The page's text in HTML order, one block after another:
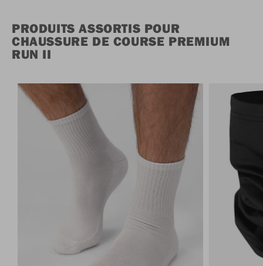
PRODUITS ASSORTIS POUR
CHAUSSURE DE COURSE PREMIUM
RUN II